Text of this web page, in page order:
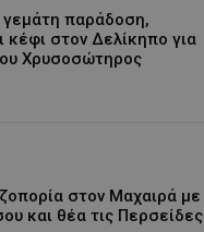
γεμάτη παράδοση,
κέφι στον Δελίκηπο για
Χρυσοσώτηρος
στον Μαχαιρά με
και θέα τις Περσείδες